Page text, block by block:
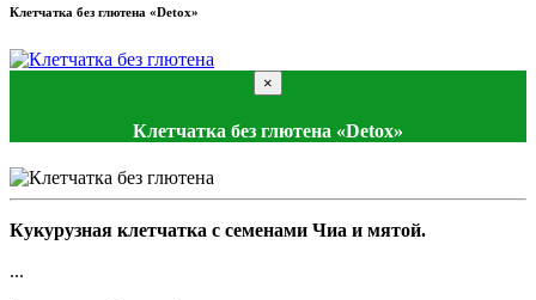
Клетчатка без глютена «Detox»
×
Клетчатка без глютена «Detox»
Кукурузная клетчатка с семенами Чиа и мятой.
...